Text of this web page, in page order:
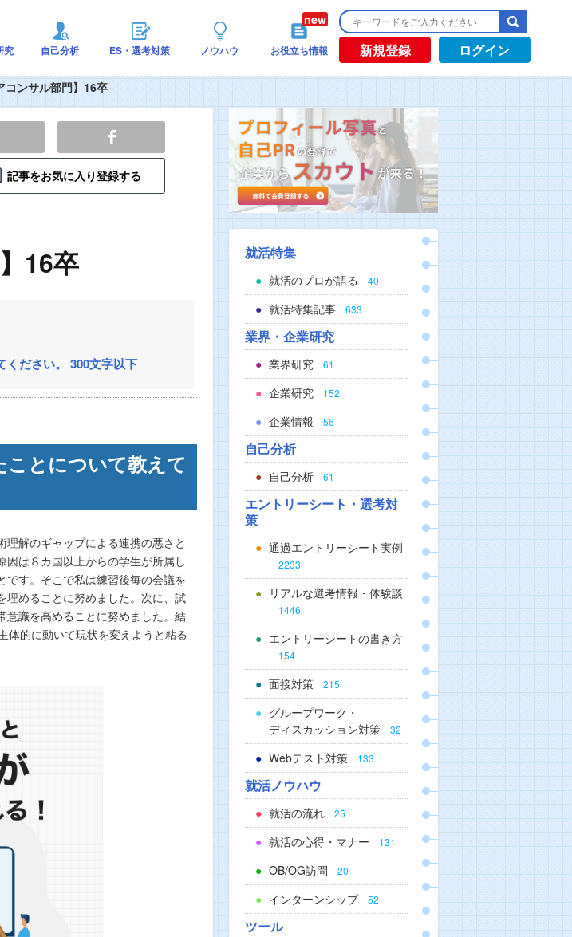
究 自己分析 ES・選考対策 ノウハウ お役立ち情報 新規登録 ログイン
コンサル部門】16卒
記事をお気に入り登録する
16卒
ください。 300文字以下
とについて教えて
解のギャップによる連携の悪さと
は８カ国以上からの学生が所属し
です。そこで私は練習後毎の会議を
埋めることに努めました。次に、試
意識を高めることに努めました。結
体的に動いて現状を変えようと粘る
就活特集
就活のプロが語る 40
就活特集記事 633
業界・企業研究
業界研究 61
企業研究 152
企業情報 56
自己分析
自己分析 61
エントリーシート・選考対
策
通過エントリーシート実例
2233
リアルな選考情報・体験談
1446
エントリーシートの書き方
154
面接対策 215
グループワーク・
ディスカッション対策
32
Webテスト対策 133
就活ノウハウ
就活の流れ 25
就活の心得・マナー 131
OB/OG訪問 20
インターンシップ 52
ツール